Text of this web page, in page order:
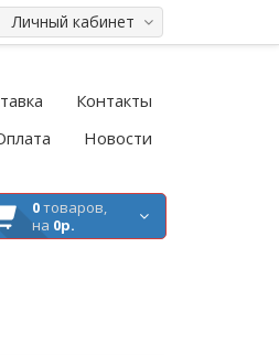
Личный кабинет
Контакты
Новости
0товаров,
на 0р.